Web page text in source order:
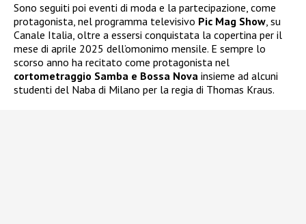
Sono seguiti poi eventi di moda e la partecipazione, come
protagonista, nel programma televisivo Pic Mag Show, su
Canale Italia, oltre a essersi conquistata la copertina per il
mese di aprile 2025 dell’omonimo mensile. E sempre lo
scorso anno ha recitato come protagonista nel
cortometraggio Samba e Bossa Nova insieme ad alcuni
studenti del Naba di Milano per la regia di Thomas Kraus.